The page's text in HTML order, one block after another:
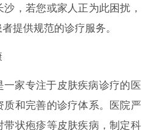
，若您或家人正为此困扰，
提供规范的诊疗服务。
家专注于皮肤疾病诊疗的医
和完善的诊疗体系。医院严
状疱疹等皮肤疾病，制定科